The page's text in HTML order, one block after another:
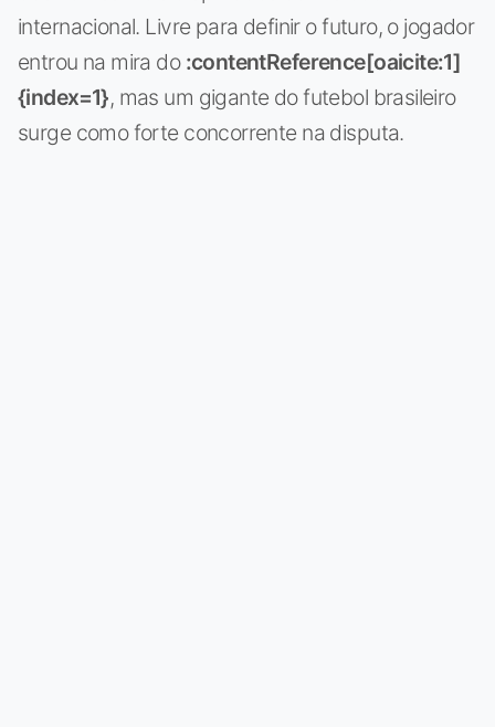
internacional. Livre para definir o futuro, o jogador
entrou na mira do :contentReference[oaicite:1]
{index=1}, mas um gigante do futebol brasileiro
surge como forte concorrente na disputa.